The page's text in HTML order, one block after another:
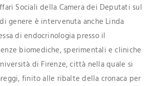
Sociali della Camera dei Deputati sul
genere è intervenuta anche Linda
di endocrinologia presso il
biomediche, sperimentali e cliniche
di Firenze, città nella quale si
finito alle ribalte della cronaca per